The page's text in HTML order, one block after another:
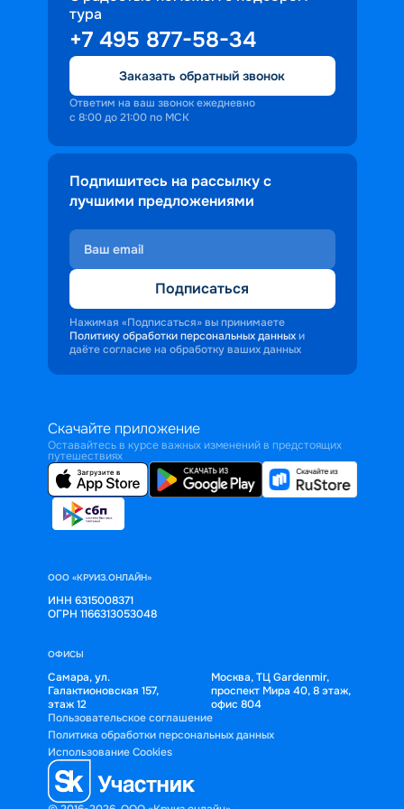
доброжелательность и заинтересованность
персонала корабля в каждом госте.
Ступая на борт теплохода, пассажиры
попадают в совершенно иную атмосферу,
где властвует тяга к приключениям и
открытиям.
тура
+7 495 877-58-34
Заказать обратный звонок
Ответим на ваш звонок ежедневно
с 8:00 до 21:00 по МСК
Подпишитесь на рассылку с
лучшими предложениями
Подписаться
Нажимая «Подписаться» вы принимаете
Политику обработки персональных данных и
даёте согласие на обработку ваших данных
Скачайте приложение
Оставайтесь в курсе важных изменений в предстоящих
путешествиях
ООО «КРУИЗ.ОНЛАЙН»
ИНН 6315008371
ОГРН 1166313053048
ОФИСЫ
Самара, ул.
Галактионовская 157,
этаж 12
Москва, ТЦ Gardenmir,
проспект Мира 40, 8 этаж,
офис 804
Пользовательское соглашение
Политика обработки персональных данных
Использование Cookies